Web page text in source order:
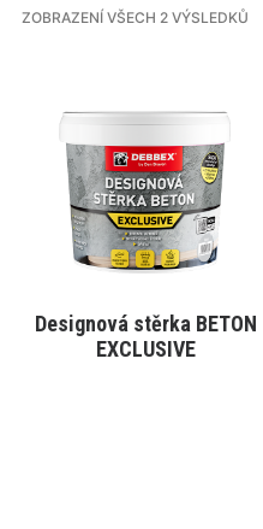
ZOBRAZENÍ VŠECH 2 VÝSLEDKŮ
VYBRAT VARIANTU
variant.
Varianty
vybrat
Designová stěrka BETON
EXCLUSIVE